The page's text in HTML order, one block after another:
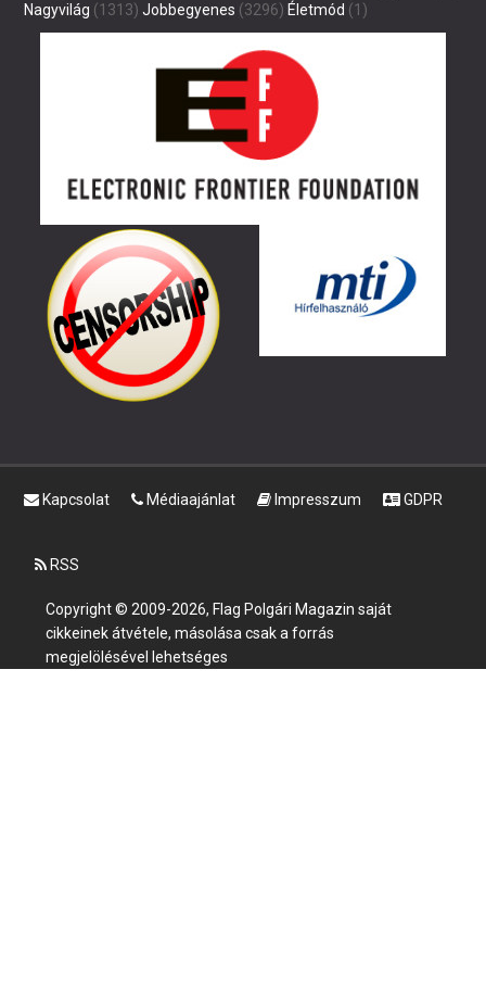
Nagyvilág (1313) Jobbegyenes (3296) Életmód (1)
Kapcsolat Médiaajánlat Impresszum GDPR
RSS
Copyright © 2009-2026, Flag Polgári Magazin saját
cikkeinek átvétele, másolása csak a forrás
megjelölésével lehetséges